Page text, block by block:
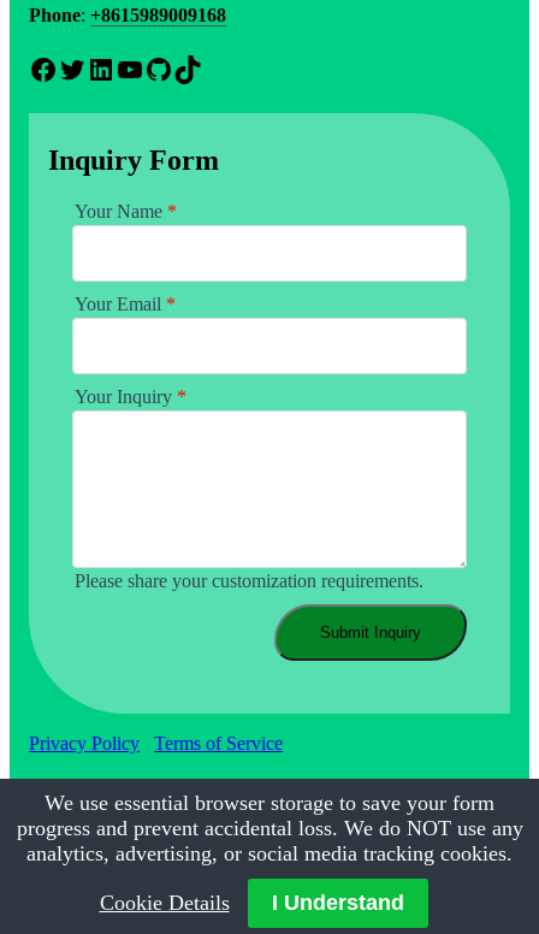
Phone: +8615989009168
Facebook Twitter LinkedIn YouTube GitHub TikTok
Inquiry Form
Your Name *
Your Email *
Your Inquiry *
Please share your customization requirements.
Submit Inquiry
Privacy Policy Terms of Service
©2017-2026 Calmsmile Intelligent Technology| All Rights
Reserved
We use essential browser storage to save your form
progress and prevent accidental loss. We do NOT use any
analytics, advertising, or social media tracking cookies.
Cookie Details I Understand